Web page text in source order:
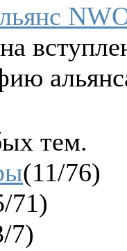
тем.
(11/76)
71)
7)